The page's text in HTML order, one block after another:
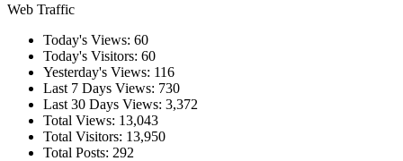
Web Traffic
Today's Views: 60
Today's Visitors: 60
Yesterday's Views: 116
Last 7 Days Views: 730
Last 30 Days Views: 3,372
Total Views: 13,043
Total Visitors: 13,950
Total Posts: 292